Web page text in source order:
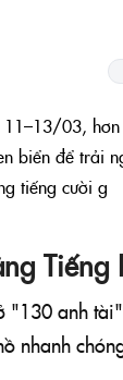
11–13/03,
biển để trải
tiếng cười g
Tiếng
"130 anh
nhanh